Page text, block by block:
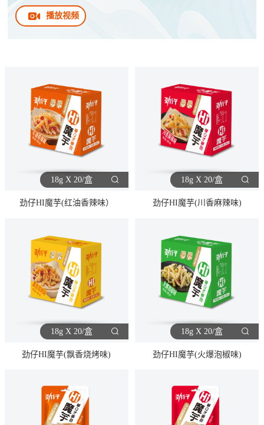
播放视频
18g X 20/盒
劲仔HI魔芋(红油香辣味）
18g X 20/盒
劲仔HI魔芋(川香麻辣味)
18g X 20/盒
劲仔HI魔芋(飘香烧烤味)
18g X 20/盒
劲仔HI魔芋(火爆泡椒味)